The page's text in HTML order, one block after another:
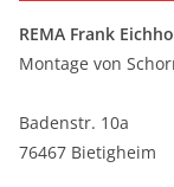
REMA Frank
Montage von
Badenstr. 10a
76467 Bietigheim